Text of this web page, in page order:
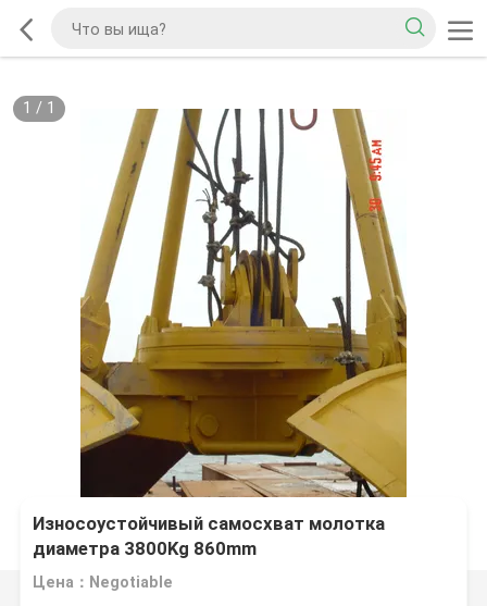
1 / 1
Износоустойчивый самосхват молотка
диаметра 3800Kg 860mm
Цена：Negotiable